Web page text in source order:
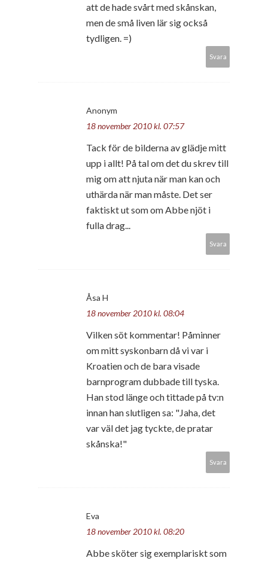
att de hade svårt med skånskan,
men de små liven lär sig också
tydligen. =)
Svara
Anonym
18 november 2010 kl. 07:57
Tack för de bilderna av glädje mitt
upp i allt! På tal om det du skrev till
mig om att njuta när man kan och
uthärda när man måste. Det ser
faktiskt ut som om Abbe njöt i
fulla drag...
Svara
Åsa H
18 november 2010 kl. 08:04
Vilken söt kommentar! Påminner
om mitt syskonbarn då vi var i
Kroatien och de bara visade
barnprogram dubbade till tyska.
Han stod länge och tittade på tv:n
innan han slutligen sa: "Jaha, det
var väl det jag tyckte, de pratar
skånska!"
Svara
Eva
18 november 2010 kl. 08:20
Abbe sköter sig exemplariskt som